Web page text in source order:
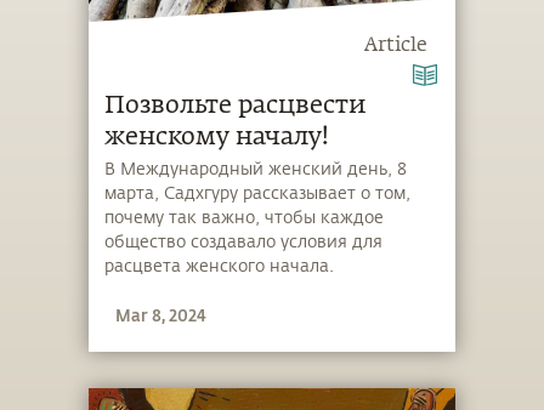
Article
Позвольте расцвести
женскому началу!
В Международный женский день, 8
марта, Садхгуру рассказывает о том,
почему так важно, чтобы каждое
общество создавало условия для
расцвета женского начала.
Mar 8, 2024